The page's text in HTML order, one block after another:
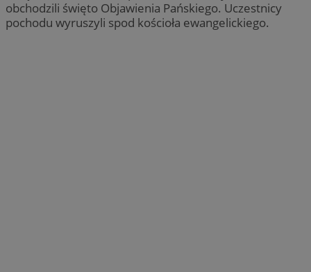
obchodzili święto Objawienia Pańskiego. Uczestnicy
pochodu wyruszyli spod kościoła ewangelickiego.